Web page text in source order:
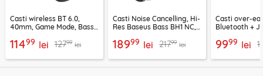
Casti wireless BT 6.0,
40mm, Game Mode, Bass
11499 lei 12799 lei
Casti Noise Cancelling, Hi-
Res Baseus Bass BH1 NC,
18999 lei 21799 lei
Casti over-
Bluetooth +
9999 lei